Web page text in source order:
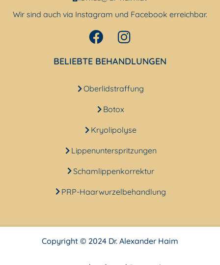
Wir sind auch via Instagram und Facebook erreichbar.
BELIEBTE BEHANDLUNGEN
Oberlidstraffung
Botox
Kryolipolyse
Lippenunterspritzungen
Schamlippenkorrektur
PRP-Haarwurzelbehandlung
Copyright © 2024 Dr. Alexander Haim